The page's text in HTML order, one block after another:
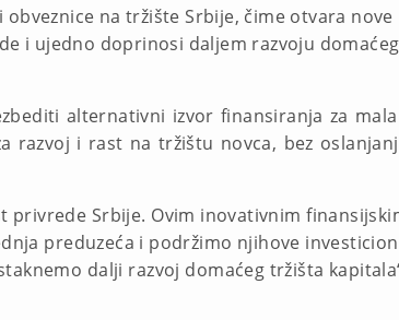
na tržište Srbije, čime otvara nove
i ujedno doprinosi daljem razvoju domaćeg
alternativni izvor finansiranja za
razvoj i rast na tržištu novca, bez
privrede Srbije. Ovim inovativnim
preduzeća i podržimo njihove
dalji razvoj domaćeg tržišta